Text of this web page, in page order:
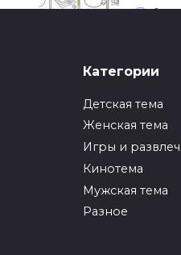
0
Как
0
Как
из
Категории
Детская тема
Женская тема
Игры и
Кинотема
Мужская тема
Разное